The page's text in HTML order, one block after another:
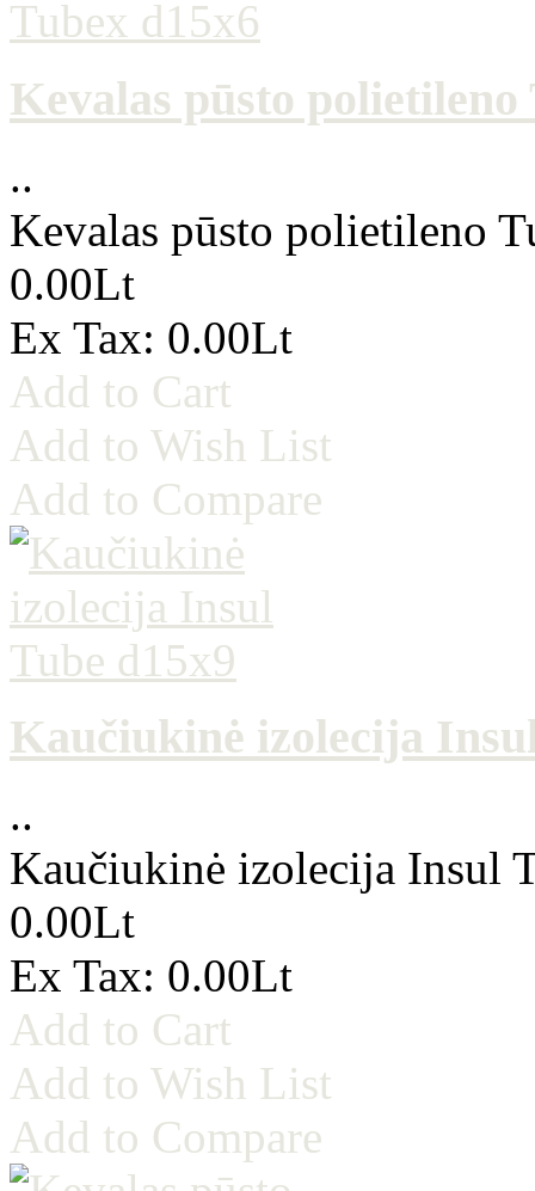
Kevalas pūsto polietileno
..
Kevalas pūsto polietileno
0.00Lt
Ex Tax: 0.00Lt
Add to Cart
Add to Wish List
Add to Compare
Kaučiukinė izolecija
..
Kaučiukinė izolecija Insul
0.00Lt
Ex Tax: 0.00Lt
Add to Cart
Add to Wish List
Add to Compare